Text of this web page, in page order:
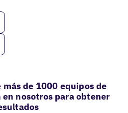
de 1000 equipos de
nosotros para obtener